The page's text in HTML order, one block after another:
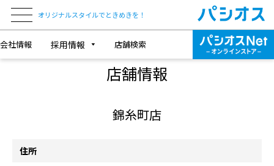
オリジナルスタイルでときめきを！
会社情報 採用情報 店舗検索
SHOP INFORMATION
店舗情報
錦糸町店
住所